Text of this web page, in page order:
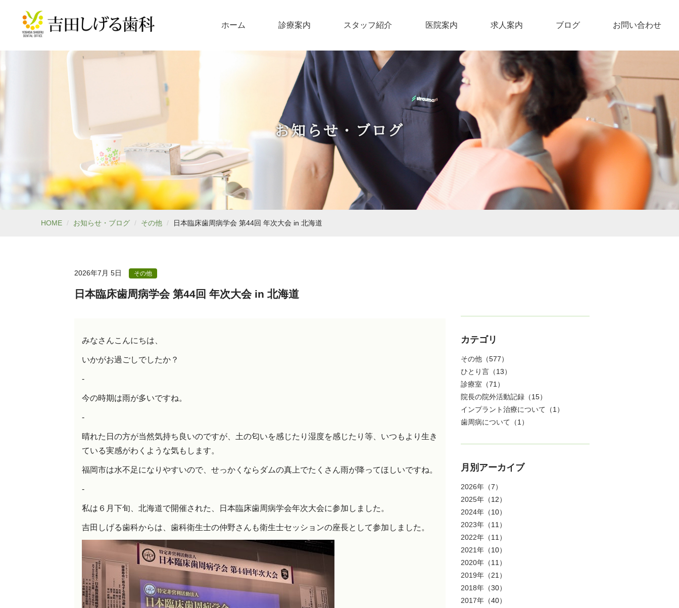
ホーム 診療案内 スタッフ紹介 医院案内 求人案内 ブログ お問い合わせ
お知らせ・ブログ
HOME お知らせ・ブログ その他 日本臨床歯周病学会 第44回 年次大会 in 北海道
2026年7月 5日 その他
日本臨床歯周病学会 第44回 年次大会 in 北海道
みなさんこんにちは、
いかがお過ごしでしたか？
-
今の時期は雨が多いですね。
-
晴れた日の方が当然気持ち良いのですが、土の匂いを感じたり湿度を感じたり等、いつもより生き
ている実感がわくような気もします。
福岡市は水不足になりやすいので、せっかくならダムの真上でたくさん雨が降ってほしいですね。
-
私は６月下旬、北海道で開催された、日本臨床歯周病学会年次大会に参加しました。
吉田しげる歯科からは、歯科衛生士の仲野さんも衛生士セッションの座長として参加しました。
カテゴリ
その他 （577）
ひとり言 （13）
診療室 （71）
院長の院外活動記録 （15）
インプラント治療について （1）
歯周病について （1）
月別アーカイブ
2026年 （7）
2025年 （12）
2024年 （10）
2023年 （11）
2022年 （11）
2021年 （10）
2020年 （11）
2019年 （21）
2018年 （30）
2017年 （40）